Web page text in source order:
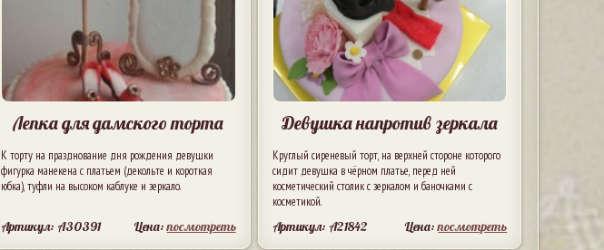
Лепка для дамского торта
К торту на празднование дня рождения девушки
фигурка манекена с платьем (декольте и короткая
юбка), туфли на высоком каблуке и зеркало.
Артикул: A30391 Цена:посмотреть
Девушка напротив зеркала
Круглый сиреневый торт, на верхней стороне которого
сидит девушка в чёрном платье, перед ней
косметический столик с зеркалом и баночками с
косметикой.
Артикул: A21842 Цена:посмотреть